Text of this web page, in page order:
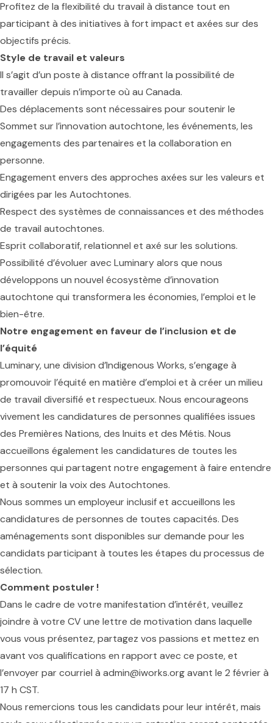
Profitez de la flexibilité du travail à distance tout en
participant à des initiatives à fort impact et axées sur des
objectifs précis.
Style de travail et valeurs
Il s’agit d’un poste à distance offrant la possibilité de
travailler depuis n’importe où au Canada.
Des déplacements sont nécessaires pour soutenir le
Sommet sur l’innovation autochtone, les événements, les
engagements des partenaires et la collaboration en
personne.
Engagement envers des approches axées sur les valeurs et
dirigées par les Autochtones.
Respect des systèmes de connaissances et des méthodes
de travail autochtones.
Esprit collaboratif, relationnel et axé sur les solutions.
Possibilité d’évoluer avec Luminary alors que nous
développons un nouvel écosystème d’innovation
autochtone qui transformera les économies, l’emploi et le
bien-être.
Notre engagement en faveur de l’inclusion et de
l’équité
Luminary, une division d’Indigenous Works, s’engage à
promouvoir l’équité en matière d’emploi et à créer un milieu
de travail diversifié et respectueux. Nous encourageons
vivement les candidatures de personnes qualifiées issues
des Premières Nations, des Inuits et des Métis. Nous
accueillons également les candidatures de toutes les
personnes qui partagent notre engagement à faire entendre
et à soutenir la voix des Autochtones.
Nous sommes un employeur inclusif et accueillons les
candidatures de personnes de toutes capacités. Des
aménagements sont disponibles sur demande pour les
candidats participant à toutes les étapes du processus de
sélection.
Comment postuler !
Dans le cadre de votre manifestation d’intérêt, veuillez
joindre à votre CV une lettre de motivation dans laquelle
vous vous présentez, partagez vos passions et mettez en
avant vos qualifications en rapport avec ce poste, et
l’envoyer par courriel à admin@iworks.orgavant le 2 février à
17 h CST.
Nous remercions tous les candidats pour leur intérêt, mais